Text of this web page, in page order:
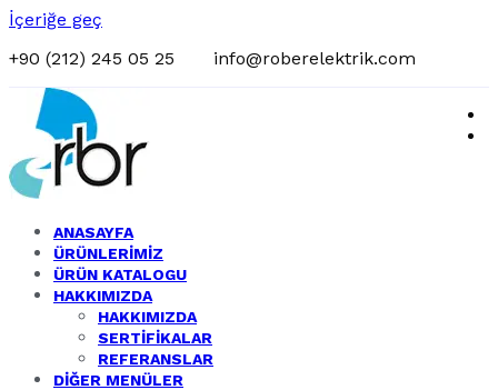
İçeriğe geç
+90 (212) 245 05 25
info@roberelektrik.com
Rober Elektrik
Toptan Elektrik Ürünleri
ANASAYFA
ÜRÜNLERİMİZ
ÜRÜN KATALOGU
HAKKIMIZDA
HAKKIMIZDA
SERTİFİKALAR
REFERANSLAR
DİĞER MENÜLER